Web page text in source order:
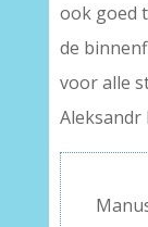
ook goed
de
voor alle
Aleksandr